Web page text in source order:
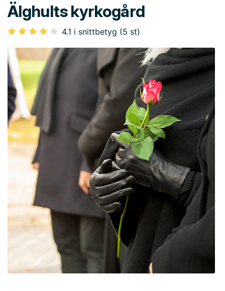
Älghults kyrkogård
4.1 i snittbetyg (5 st)